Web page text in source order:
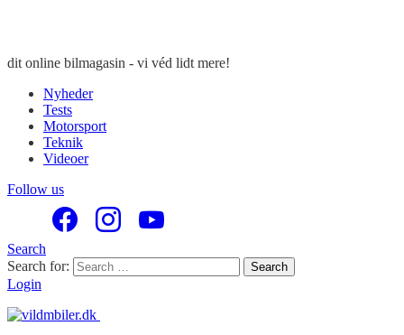
dit online bilmagasin - vi véd lidt mere!
Nyheder
Tests
Motorsport
Teknik
Videoer
Follow us
Search
Search for:
Search
Login